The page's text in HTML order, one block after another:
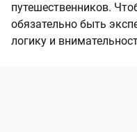
путешественников.
обязательно быть
логику и